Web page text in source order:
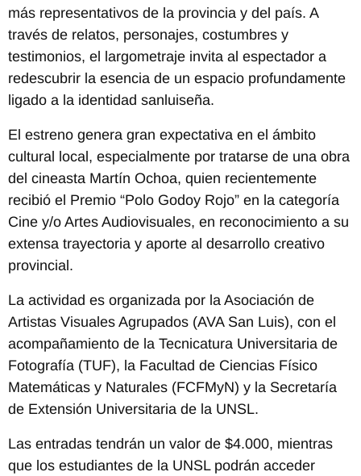
más representativos de la provincia y del país. A
través de relatos, personajes, costumbres y
testimonios, el largometraje invita al espectador a
redescubrir la esencia de un espacio profundamente
ligado a la identidad sanluiseña.
El estreno genera gran expectativa en el ámbito
cultural local, especialmente por tratarse de una obra
del cineasta Martín Ochoa, quien recientemente
recibió el Premio “Polo Godoy Rojo” en la categoría
Cine y/o Artes Audiovisuales, en reconocimiento a su
extensa trayectoria y aporte al desarrollo creativo
provincial.
La actividad es organizada por la Asociación de
Artistas Visuales Agrupados (AVA San Luis), con el
acompañamiento de la Tecnicatura Universitaria de
Fotografía (TUF), la Facultad de Ciencias Físico
Matemáticas y Naturales (FCFMyN) y la Secretaría
de Extensión Universitaria de la UNSL.
Las entradas tendrán un valor de $4.000, mientras
que los estudiantes de la UNSL podrán acceder